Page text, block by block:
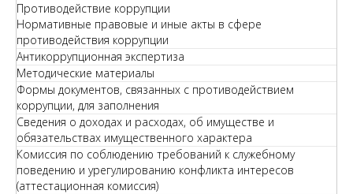
Противодействие коррупции
Нормативные правовые и иные акты в сфере
противодействия коррупции
Антикоррупционная экспертиза
Методические материалы
Формы документов, связанных с противодействием
коррупции, для заполнения
Сведения о доходах и расходах, об имуществе и
обязательствах имущественного характера
Комиссия по соблюдению требований к служебному
поведению и урегулированию конфликта интересов
(аттестационная комиссия)